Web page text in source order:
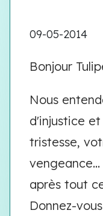
09-05-2014
Bonjour
Nous
d'injustice
tristesse,
après tout
Donnez-